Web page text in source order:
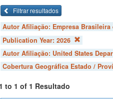
Filtrar resultados
Autor Afiliação: Empresa
Publication Year: 2026
Autor Afiliação: United States
Cobertura Geográfica Estado /
to 1 of 1 Resultado